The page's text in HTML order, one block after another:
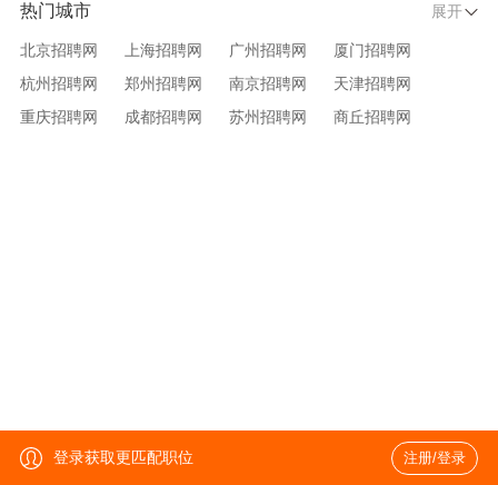
热门城市 展开
北京招聘网 上海招聘网 广州招聘网
厦门招聘网
杭州招聘网
郑州招聘网 南京招聘网
天津招聘网
重庆招聘网
成都招聘网 苏州招聘网
商丘招聘网
登录获取更匹配职位 注册/登录